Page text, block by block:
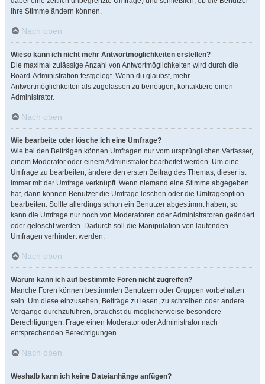
ihre Stimme ändern können.
Nach oben
Wieso kann ich nicht mehr Antwortmöglichkeiten erstellen?
Die maximal zulässige Anzahl von Antwortmöglichkeiten wird durch die
Board-Administration festgelegt. Wenn du glaubst, mehr
Antwortmöglichkeiten als zugelassen zu benötigen, kontaktiere einen
Administrator.
Nach oben
Wie bearbeite oder lösche ich eine Umfrage?
Wie bei den Beiträgen können Umfragen nur vom ursprünglichen Verfasser,
einem Moderator oder einem Administrator bearbeitet werden. Um eine
Umfrage zu bearbeiten, ändere den ersten Beitrag des Themas; dieser ist
immer mit der Umfrage verknüpft. Wenn niemand eine Stimme abgegeben
hat, dann können Benutzer die Umfrage löschen oder die Umfrageoption
bearbeiten. Sollte allerdings schon ein Benutzer abgestimmt haben, so
kann die Umfrage nur noch von Moderatoren oder Administratoren geändert
oder gelöscht werden. Dadurch soll die Manipulation von laufenden
Umfragen verhindert werden.
Nach oben
Warum kann ich auf bestimmte Foren nicht zugreifen?
Manche Foren können bestimmten Benutzern oder Gruppen vorbehalten
sein. Um diese einzusehen, Beiträge zu lesen, zu schreiben oder andere
Vorgänge durchzuführen, brauchst du möglicherweise besondere
Berechtigungen. Frage einen Moderator oder Administrator nach
entsprechenden Berechtigungen.
Nach oben
Weshalb kann ich keine Dateianhänge anfügen?